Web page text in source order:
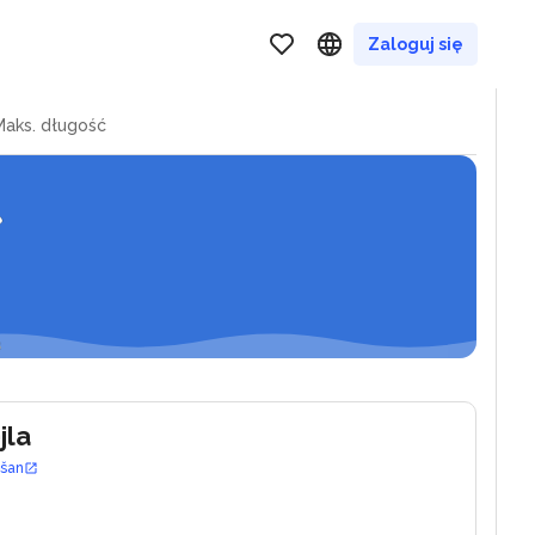
Zaloguj się
lav - podstrana
długość